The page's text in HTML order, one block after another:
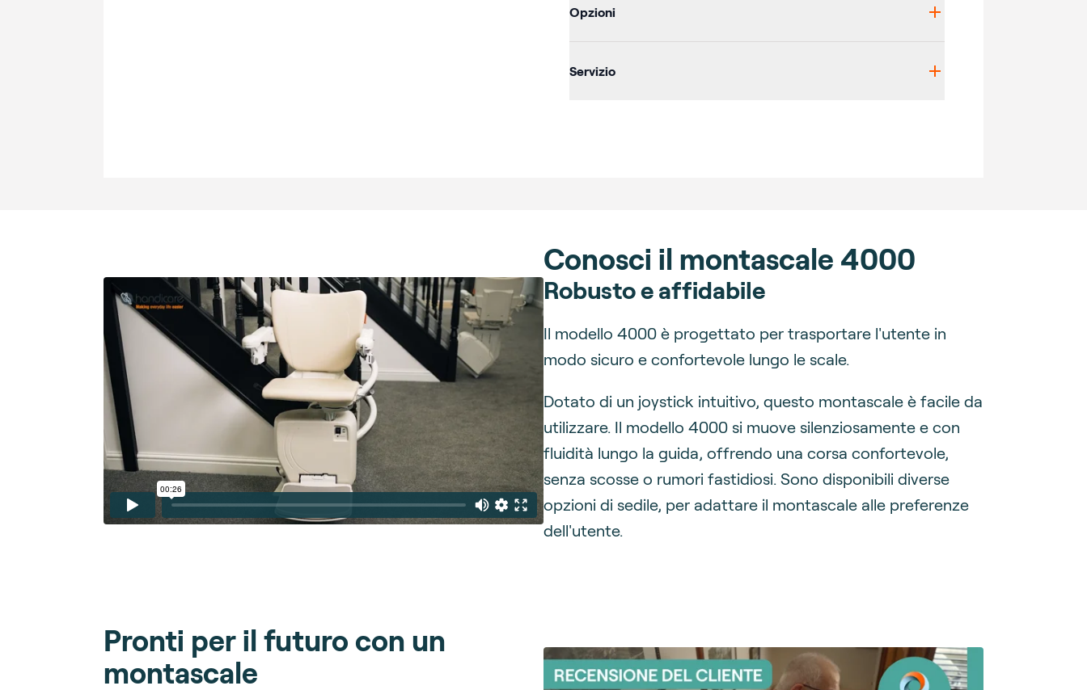
Opzioni
Servizio
Conosci il montascale 4000
Robusto e affidabile
Il modello 4000 è progettato per trasportare l'utente in
modo sicuro e confortevole lungo le scale.
Dotato di un joystick intuitivo, questo montascale è facile da
utilizzare. Il modello 4000 si muove silenziosamente e con
fluidità lungo la guida, offrendo una corsa confortevole,
senza scosse o rumori fastidiosi. Sono disponibili diverse
opzioni di sedile, per adattare il montascale alle preferenze
dell'utente.
Pronti per il futuro con un
montascale